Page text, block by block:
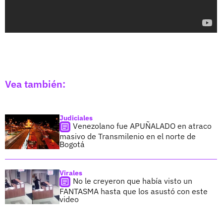
Vea también:
Judiciales
Venezolano fue APUÑALADO en atraco
masivo de Transmilenio en el norte de
Bogotá
Virales
No le creyeron que había visto un
FANTASMA hasta que los asustó con este
video